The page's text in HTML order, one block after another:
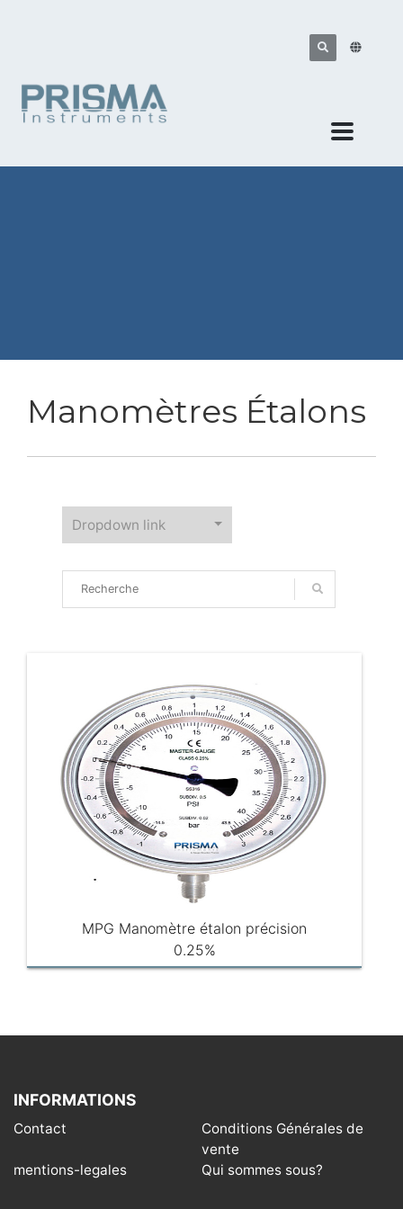
Manomètres Étalons
Dropdown link
MPG Manomètre étalon précision
0.25%
INFORMATIONS
Contact
Conditions Générales de
vente
mentions-legales
Qui sommes sous?